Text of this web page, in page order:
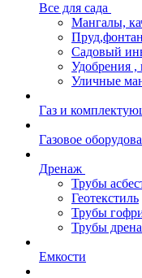
Все для сада
Мангалы,
Садовый
Удобрения ,
Уличные
Газ и
Газовое
Дренаж
Трубы
Геотекстиль
Трубы
Трубы
Емкости